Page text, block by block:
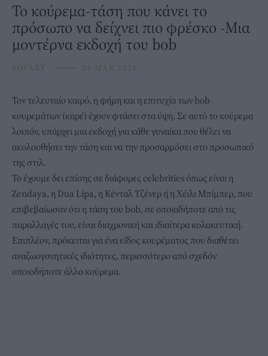
Το κούρεμα-τάση που κάνει το
πρόσωπο να δείχνει πιο φρέσκο -Μια
μοντέρνα εκδοχή του bob
BOVARY ⸻ 24 MAR 2026
Τον τελευταίο καιρό, η φήμη και η επιτυχία των bob
κουρεμάτων (καρέ) έχουν φτάσει στα ύψη. Σε αυτό το κούρεμα
λοιπόν, υπάρχει μια εκδοχή για κάθε γυναίκα που θέλει να
ακολουθήσει την τάση και να την προσαρμόσει στο προσωπικό
της στιλ.
Το έχουμε δει επίσης σε διάφορες celebrities όπως είναι η
Zendaya, η Dua Lipa, η Κένταλ Τζένερ ή η Χέιλι Μπίμπερ, που
επιβεβαίωσαν ότι η τάση του bob, σε οποιαδήποτε από τις
παραλλαγές του, είναι διαχρονική και ιδιαίτερα κολακευτική.
Επιπλέον, πρόκειται για ένα είδος κουρέματος που διαθέτει
αναζωογονητικές ιδιότητες, περισσότερο από σχεδόν
οποιοδήποτε άλλο κούρεμα.